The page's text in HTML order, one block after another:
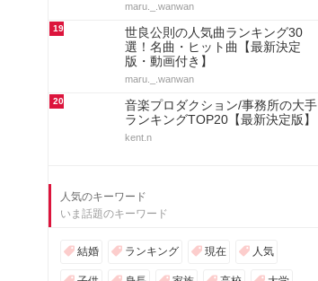
maru._.wanwan
19
世良公則の人気曲ランキング30
選！名曲・ヒット曲【最新決定
版・動画付き】
maru._.wanwan
20
音楽プロダクション/事務所の大手
ランキングTOP20【最新決定版】
kent.n
人気のキーワード
いま話題のキーワード
結婚 ランキング 現在 人気